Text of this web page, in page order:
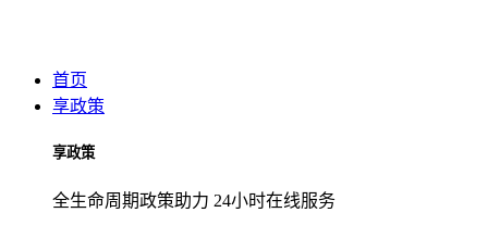
首页
享政策
享政策
全生命周期政策助力 24小时在线服务